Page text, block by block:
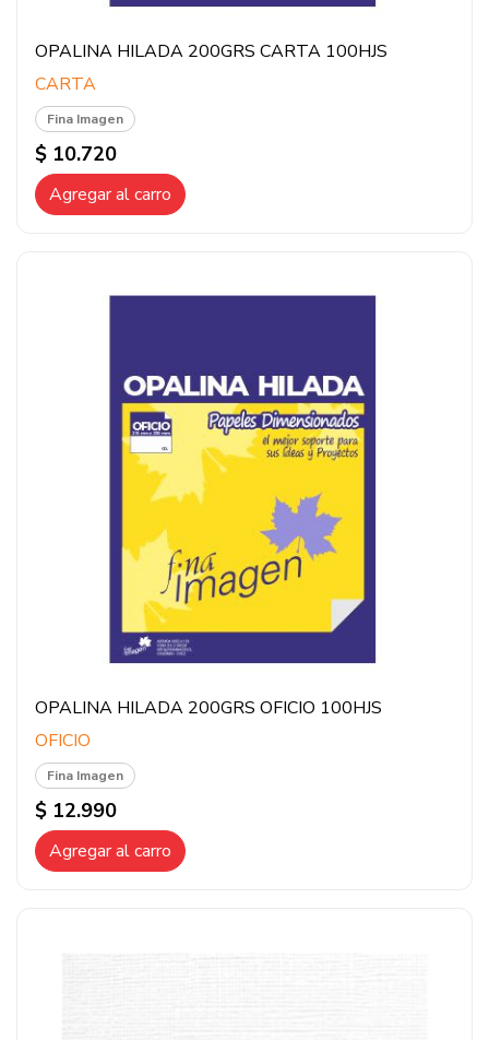
OPALINA HILADA 200GRS CARTA 100HJS
CARTA
Fina Imagen
$ 10.720
Agregar al carro
OPALINA HILADA 200GRS OFICIO 100HJS
OFICIO
Fina Imagen
$ 12.990
Agregar al carro